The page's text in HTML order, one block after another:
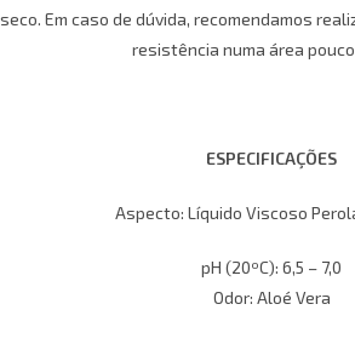
seco. Em caso de dúvida, recomendamos
resistência numa área
ESPECIFICAÇÕES
Aspecto: Líquido Viscoso
pH (20ºC): 6,5 – 7,0
Odor: Aloé Vera